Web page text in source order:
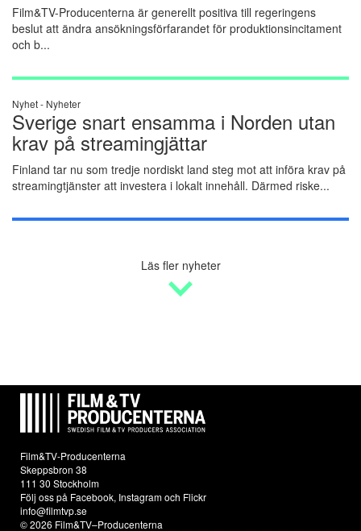
Film&TV-Producenterna är generellt positiva till regeringens
beslut att ändra ansökningsförfarandet för produktionsincitament
och b...
Nyhet - Nyheter
Sverige snart ensamma i Norden utan
krav på streamingjättar
Finland tar nu som tredje nordiskt land steg mot att införa krav på
streamingtjänster att investera i lokalt innehåll. Därmed riske...
Läs fler nyheter
Film&TV-Producenterna
Skeppsbron 38
111 30 Stockholm
Följ oss på Facebook, Instagramoch Flickr
info@filmtvp.se
© 2026 Film&TV–Producenterna